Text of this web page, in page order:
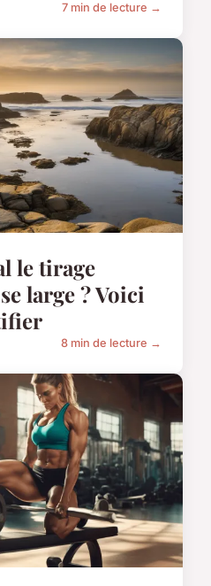
7 min de lecture →
le tirage
large ? Voici
8 min de lecture →